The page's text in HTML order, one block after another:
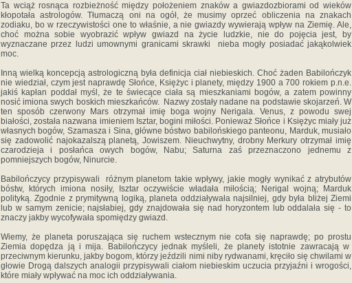
Ta wciąż rosnąca rozbieżność między położeniem znaków a gwiazdozbiorami od wieków
kłopotała astrologów. Tłumaczą oni na ogół, że musimy oprzeć obliczenia na znakach
zodiaku, bo w rzeczywistości one to właśnie, a nie gwiazdy wywierają wpływ na Ziemię. Ale,
choć można sobie wyobrazić wpływ gwiazd na życie ludzkie, nie do pojęcia jest, by
wyznaczane przez ludzi umownymi granicami skrawki nieba mogły posiadać jakąkolwiek
moc.
Inną wielką koncepcją astrologiczną była definicja ciał niebieskich. Choć żaden Babilończyk
nie wiedział, czym jest naprawdę Słońce, Księżyc i planety, między 1900 a 700 rokiem p.n.e.
jakiś kapłan poddał myśl, że te świecące ciała są mieszkaniami bogów, a zatem powinny
nosić imiona swych boskich mieszkańców. Nazwy zostały nadane na podstawie skojarzeń. W
ten sposób czerwony Mars otrzymał imię boga wojny Nerigala. Venus, z powodu swej
białości, została nazwana imieniem Isztar, bogini miłości. Ponieważ Słońce i Księżyc miały już
własnych bogów, Szamasza i Sina, główne bóstwo babilońskiego panteonu, Marduk, musiało
się zadowolić najokazalszą planetą, Jowiszem. Nieuchwytny, drobny Merkury otrzymał imię
czarodzieja i posłańca owych bogów, Nabu; Saturna zaś przeznaczono jednemu z
pomniejszych bogów, Ninurcie.
Babilończycy przypisywali różnym planetom takie wpływy, jakie mogły wynikać z atrybutów
bóstw, których imiona nosiły, Isztar oczywiście władała miłością; Nerigal wojną; Marduk
polityką. Zgodnie z prymitywną logiką, planeta oddziaływała najsilniej, gdy była bliżej Ziemi
lub w samym zenicie; najsłabiej, gdy znajdowała się nad horyzontem lub oddalała się - to
znaczy jakby wycofywała spomiędzy gwiazd.
Wiemy, że planeta poruszająca się ruchem wstecznym nie cofa się naprawdę; po prostu
Ziemia dopędza ją i mija. Babilończycy jednak myśleli, że planety istotnie zawracają w
przeciwnym kierunku, jakby bogom, którzy jeździli nimi niby rydwanami, kręciło się chwilami w
głowie Drogą dalszych analogii przypisywali ciałom niebieskim uczucia przyjaźni i wrogości,
które miały wpływać na moc ich oddziaływania.